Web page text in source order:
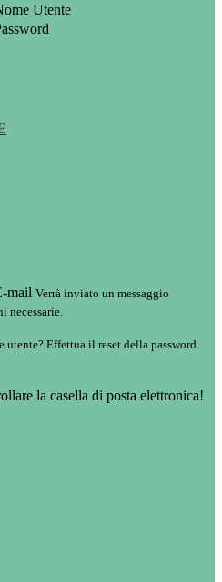
Utente
mail Verrà inviato un messaggio
necessarie.
utente? Effettua il reset della password
la casella di posta elettronica!